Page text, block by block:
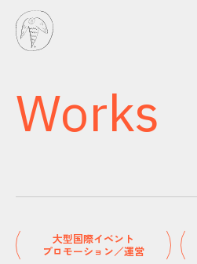
Works
大型国際イベント
プロモーション／運営